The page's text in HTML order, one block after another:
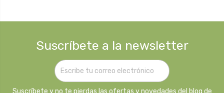
Suscríbete a la newsletter
Suscríbete y no te pierdas las ofertas y novedades del blog de